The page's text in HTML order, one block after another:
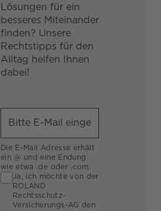
Lösungen für ein
besseres Miteinander
finden? Unsere
Rechtstipps für den
Alltag helfen Ihnen
dabei!
Die E-Mail Adresse erhält
ein @ und eine Endung
wie etwa .de oder .com.
Ja, ich möchte von der
ROLAND
Rechtsschutz-
Versicherungs-AG den